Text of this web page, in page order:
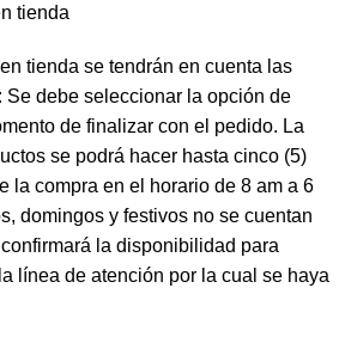
tienda
tienda se tendrán en cuenta las
debe seleccionar la opción de
de finalizar con el pedido. La
se podrá hacer hasta cinco (5)
la compra en el horario de 8 am a 6
domingos y festivos no se cuentan
la disponibilidad para
línea de atención por la cual se haya